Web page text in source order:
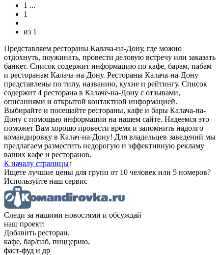
1 ...
1
из 1
Представляем рестораны Калача-на-Дону, где можно
отдохнуть, поужинать, провести деловую встречу или заказать
банкет. Список содержит информацию по кафе, барам, пабам
и ресторанам Калача-на-Дону. Рестораны Калача-на-Дону
представлены по типу, названию, кухне и рейтингу. Cписок
содержит 4 ресторана в Калаче-на-Дону с отзывами,
описаниями и открытой контактной информацией.
Выбирайте и посещайте рестораны, кафе и бары Калача-на-
Дону с помощью информации на нашем сайте. Надеемся это
поможет Вам хорошо провести время и запомнить надолго
командировку в Калач-на-Дону! Для владельцев заведений мы
предлагаем разместить недорогую и эффективную рекламу
ваших кафе и ресторанов.
К началу страницы↑
Ищете лучшие цены для групп от 10 человек или 5 номеров?
Используйте наш сервис
Следи за нашими новостями и обсуждай
наш проект:
Добавить ресторан,
кафе, бар/паб, пиццерию,
фаст-фуд и др